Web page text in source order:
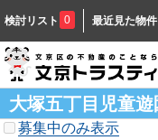
検討リスト 0 最近見た物件
大塚五丁目児童
募集中のみ表示